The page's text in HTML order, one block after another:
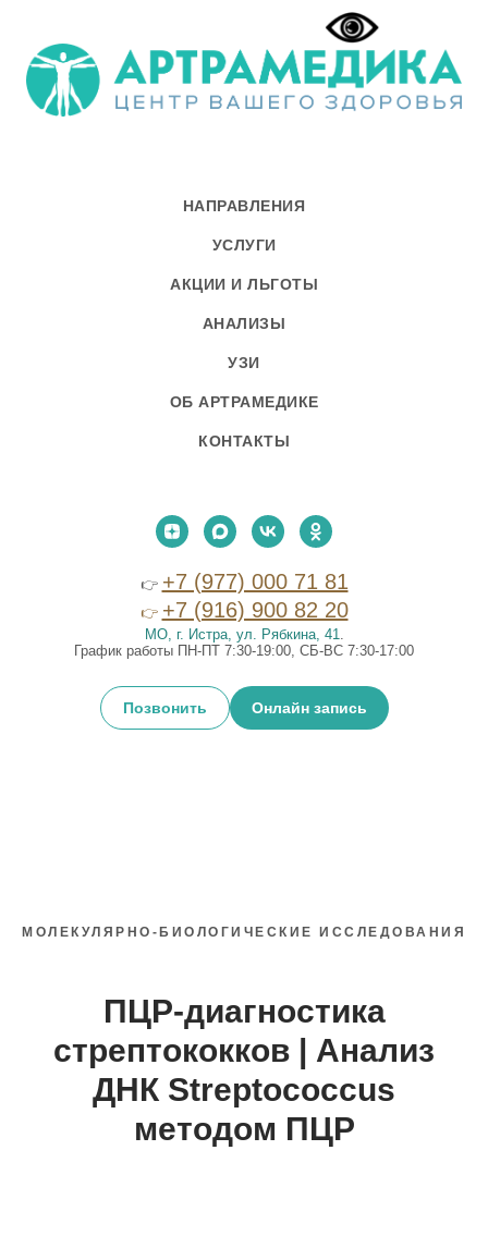
НАПРАВЛЕНИЯ
УСЛУГИ
АКЦИИ И ЛЬГОТЫ
АНАЛИЗЫ
УЗИ
ОБ АРТРАМЕДИКЕ
КОНТАКТЫ
👉 +7 (977) 000 71 81
👉 +7 (916) 900 82 20
МО, г. Истра, ул. Рябкина, 41.
График работы ПН-ПТ 7:30-19:00, СБ-ВС 7:30-17:00
Позвонить Онлайн запись
МОЛЕКУЛЯРНО-БИОЛОГИЧЕСКИЕ ИССЛЕДОВАНИЯ
ПЦР-диагностика
стрептококков | Анализ
ДНК Streptococcus
методом ПЦР